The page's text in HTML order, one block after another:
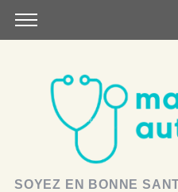
SOYEZ EN BONNE